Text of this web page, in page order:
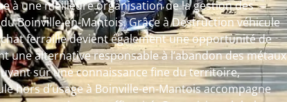
à une meilleure organisation de la gestion des
du Boinville-en-Mantois. Grâce à Destruction véhicule
ferraille devient également une opportunité de
une alternative responsable à l’abandon des métaux
sur une connaissance fine du territoire,
hors d’usage à Boinville-en-Mantois accompagne